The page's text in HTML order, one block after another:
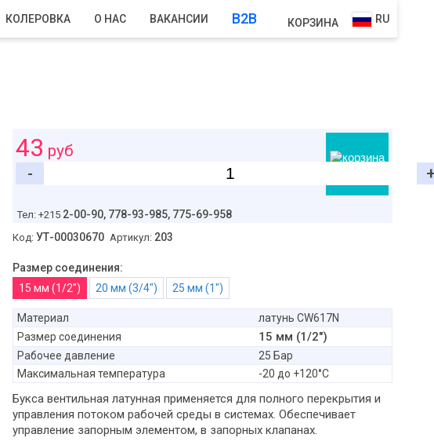
КОЛЕРОВКА О НАС ВАКАНСИИ B2B КОРЗИНА RU
43 руб
-
Тел: +215 2-00-90, 778-93-985, 775-69-958
Код: УТ-00030670 Артикул: 203
Размер соединения:
15 мм (1/2")
20 мм (3/4") 25 мм (1")
Материал
латунь CW617N
Размер соединения
15 мм (1/2")
Рабочее давление
25 Бар
Максимальная температура
-20 до +120°С
Букса вентильная латунная применяется для полного перекрытия и
управления потоком рабочей среды в системах. Обеспечивает
управление запорным элементом, в запорных клапанах.